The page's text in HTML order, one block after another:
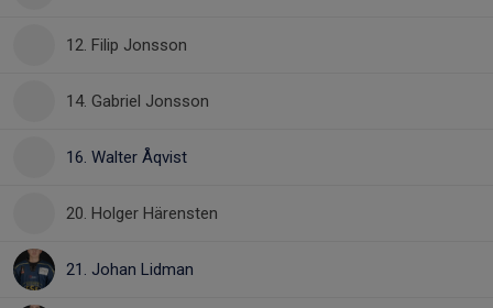
12. Filip Jonsson
14. Gabriel Jonsson
16. Walter Åqvist
20. Holger Härensten
21. Johan Lidman